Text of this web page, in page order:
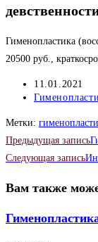
Гименопластика
20500 руб.,
Запись
11.01.2021
Рубрика
Метки:
Читать
далее
статьи
Предыдущая запись
Следующая запись
Вам также